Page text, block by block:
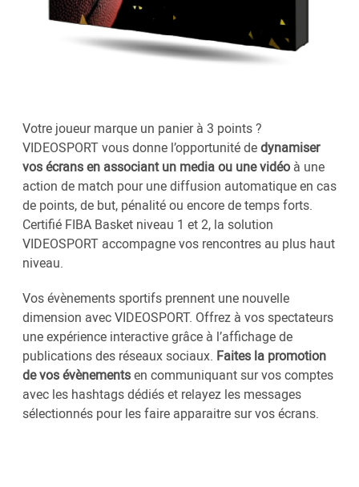
Votre joueur marque un panier à 3 points ?
VIDEOSPORT vous donne l’opportunité dedynamiser
vos écrans en associant un media ou une vidéo à une
action de match pour une diffusion automatique en cas
de points, de but, pénalité ou encore de temps forts.
Certifié FIBA Basket niveau 1 et 2, la solution
VIDEOSPORT accompagne vos rencontres au plus haut
niveau.
Vos évènements sportifs prennent une nouvelle
dimension avec VIDEOSPORT. Offrez à vos spectateurs
une expérience interactive grâce à l’affichage de
publications des réseaux sociaux. Faites la promotion
de vos évènementsen communiquant sur vos comptes
avec les hashtags dédiés et relayez les messages
sélectionnés pour les faire apparaitre sur vos écrans.